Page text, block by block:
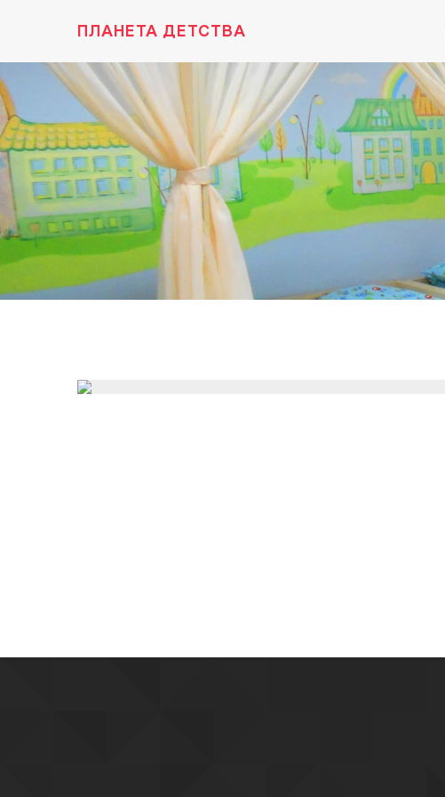
ПЛАНЕТА ДЕТСТВА